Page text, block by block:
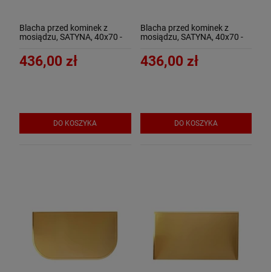
Blacha przed kominek z
mosiądzu, SATYNA, 40x70 -
436,00 zł
DO KOSZYKA
Blacha przed kominek z
mosiądzu, SATYNA, 40x70 -
436,00 zł
DO KOSZYKA